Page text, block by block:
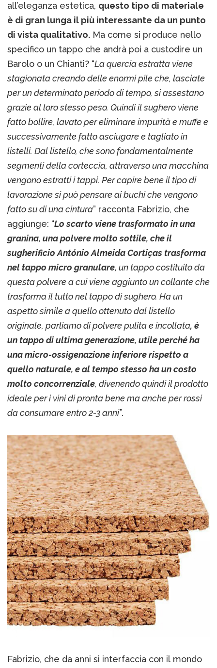
all’eleganza estetica, questo tipo di materiale
è di gran lunga il più interessante da un punto
di vista qualitativo. Ma come si produce nello
specifico un tappo che andrà poi a custodire un
Barolo o un Chianti? “La quercia estratta viene
stagionata creando delle enormi pile che, lasciate
per un determinato periodo di tempo, si assestano
grazie al loro stesso peso. Quindi il sughero viene
fatto bollire, lavato per eliminare impurità e muffe e
successivamente fatto asciugare e tagliato in
listelli. Dal listello, che sono fondamentalmente
segmenti della corteccia, attraverso una macchina
vengono estratti i tappi. Per capire bene il tipo di
lavorazione si può pensare ai buchi che vengono
fatto su di una cintura” racconta Fabrizio, che
aggiunge: “Lo scarto viene trasformato in una
granina, una polvere molto sottile, che il
sugherificio António Almeida Cortiças trasforma
nel tappo micro granulare, un tappo costituito da
questa polvere a cui viene aggiunto un collante che
trasforma il tutto nel tappo di sughero. Ha un
aspetto simile a quello ottenuto dal listello
originale, parliamo di polvere pulita e incollata, è
un tappo di ultima generazione, utile perché ha
una micro-ossigenazione inferiore rispetto a
quello naturale, e al tempo stesso ha un costo
molto concorrenziale, divenendo quindi il prodotto
ideale per i vini di pronta bene ma anche per rossi
da consumare entro 2-3 anni”.
Fabrizio, che da anni si interfaccia con il mondo